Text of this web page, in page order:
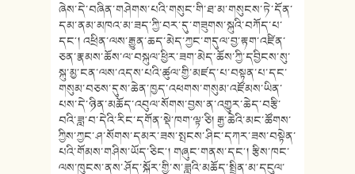
ཞེས་དེ་བཞིན་གཤེགས་པའི་གསུང་གི་ཐ་མ་གསུངས་ཏེ་དོན་
དམ་ནམ་མཁའ་མ་ཟད་ཀྱི་བར་དུ་གཟུགས་སྐུའི་བཀོད་པ་
དང༌། འཕྲིན་ལས་རྒྱུན་ཆད་མེད་ཀྱང་གདུལ་བྱ་རྟག་འཛིན་
ཅན་རྣམས་ཆོས་ལ་བསྐུལ་ཕྱིར་ཟག་མེད་ཆོས་ཀྱི་དབྱིངས་སུ་
སྐུ་མྱ་ངན་ལས་འདས་པའི་ཚུལ་གྱི་མཛད་པ་བསྟན་པ་དང་
གསུམ་བཅས་དུས་ཆེན་ཁྱད་འཕགས་གསུམ་འཛོམས་ཡིན་
པས་དེ་ཉིན་མཆོད་འབུལ་སོགས་བྱས་ན་འགྱུར་ཆེད་བརྩི་
བའི་ཟླ་བ་དེའི་རིང་དགོན་སྡེ་ཁག་ལྟ་ཅི། རྒྱ་ཆེའི་མང་ཚོགས་
ཀྱིས་ཀྱང་ཤ་སོགས་དམར་ཟས་སྤངས་ཤིང་དཀར་ཟས་བསྟེན་
པའི་གོམས་གཤིས་ཡོད་ཅིང༌། གཞུང་གནས་དང༌། རྩིས་ཁང་
ལས་ཁུངས་ནས་ཤོད་སྐོར་གྱི་ས་ཟླའི་མཆོད་སྤྲིན་མ་དངུལ་